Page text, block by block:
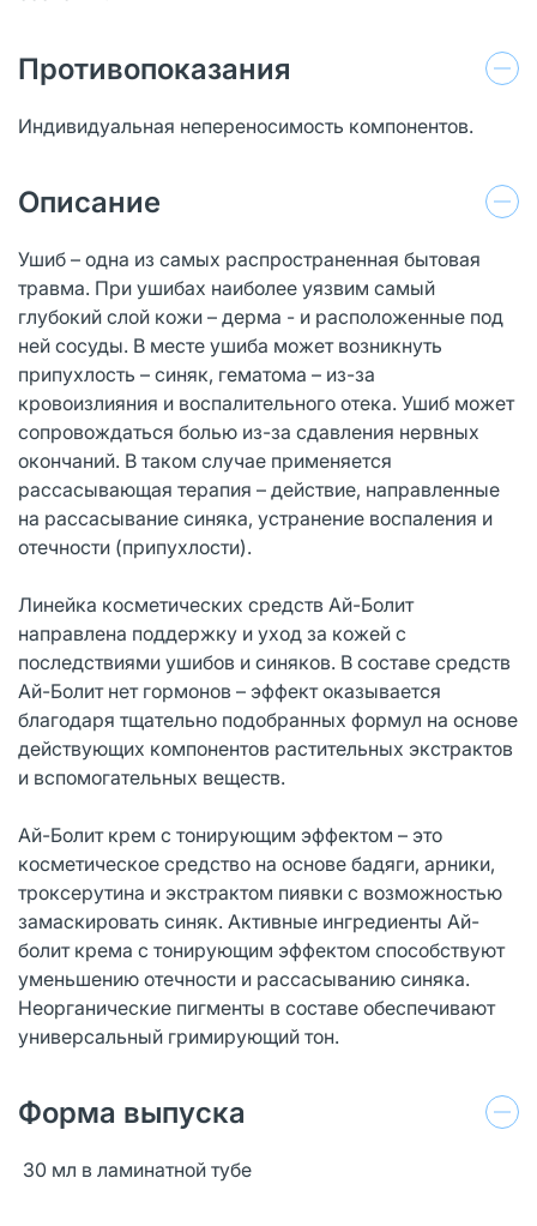
Противопоказания
Индивидуальная непереносимость компонентов.
Описание
Ушиб – одна из самых распространенная бытовая
травма. При ушибах наиболее уязвим самый
глубокий слой кожи – дерма - и расположенные под
ней сосуды. В месте ушиба может возникнуть
припухлость – синяк, гематома – из-за
кровоизлияния и воспалительного отека. Ушиб может
сопровождаться болью из-за сдавления нервных
окончаний. В таком случае применяется
рассасывающая терапия – действие, направленные
на рассасывание синяка, устранение воспаления и
отечности (припухлости).
Линейка косметических средств Ай-Болит
направлена поддержку и уход за кожей с
последствиями ушибов и синяков. В составе средств
Ай-Болит нет гормонов – эффект оказывается
благодаря тщательно подобранных формул на основе
действующих компонентов растительных экстрактов
и вспомогательных веществ.
Ай-Болит крем с тонирующим эффектом – это
косметическое средство на основе бадяги, арники,
троксерутина и экстрактом пиявки с возможностью
замаскировать синяк. Активные ингредиенты Ай-
болит крема с тонирующим эффектом способствуют
уменьшению отечности и рассасыванию синяка.
Неорганические пигменты в составе обеспечивают
универсальный гримирующий тон.
Форма выпуска
30 мл в ламинатной тубе